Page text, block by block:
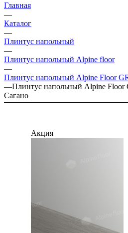
Главная
—
Каталог
—
Плинтус напольный
—
Плинтус напольный Alpine floor
—
Плинтус напольный Alpine Floor
—Плинтус напольный Alpine Floor
Сагано
Акция